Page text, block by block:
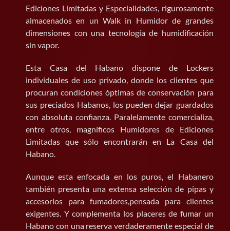
Ediciones Limitadas y Especialidades, rigurosamente
almacenados en un Walk in Humidor de grandes
dimensiones con una tecnología de humidificación
sin vapor.
Esta Casa del Habano dispone de Lockers
individuales de uso privado, donde los clientes que
procuran condiciones óptimas de conservación para
sus preciados Habanos, los pueden dejar guardados
con absoluta confianza. Paralelamente comercializa,
entre otros, magníficos Humidores de Ediciones
Limitadas que sólo encontrarán en La Casa del
Habano.
Aunque esta enfocada en los puros, el Habanero
también presenta una extensa selección de pipas y
accesorios para fumadores,pensada para clientes
exigentes. Y complementa los placeres de fumar un
Habano con una reserva verdaderamente especial de